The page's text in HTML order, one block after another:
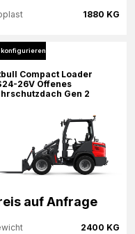
1880 KG
Mehr Informationen
Jetzt konfigurieren
konfigurieren
Compact Loader
26V Offenes
Gen 2
auf Anfrage
2400 KG